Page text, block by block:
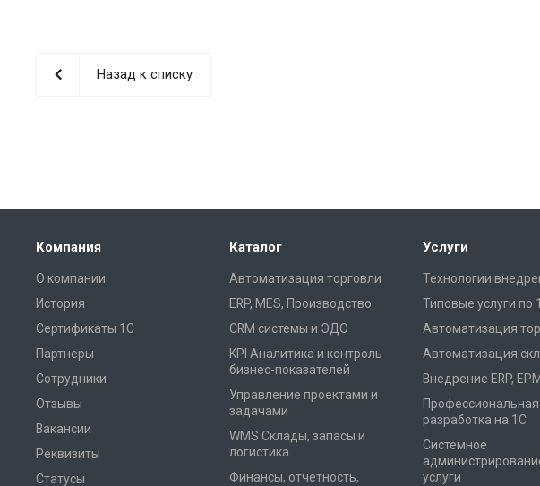
Назад к списку
Компания
О компании
История
Сертификаты 1С
Партнеры
Сотрудники
Отзывы
Вакансии
Реквизиты
Статусы
Каталог
Автоматизация торговли
ERP, MES, Производство
CRM системы и ЭДО
KPI Аналитика и контроль
бизнес-показателей
Управление проектами и
задачами
WMS Склады, запасы и
логистика
Финансы, отчетность,
Услуги
Технологии
Типовые услуги по
Автоматизация
Автоматизация
Внедрение ERP,
Профессиональная
разработка на 1С
Системное
услуги